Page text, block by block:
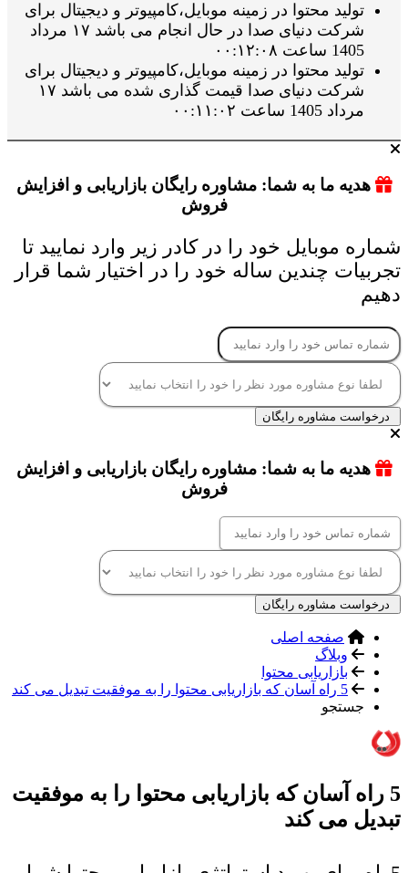
تولید محتوا در زمینه موبایل،کامپیوتر و دیجیتال برای
شرکت دنیای صدا در حال انجام می باشد ۱۷ مرداد
1405 ساعت ۰۰:۱۲:۰۸
تولید محتوا در زمینه موبایل،کامپیوتر و دیجیتال برای
شرکت دنیای صدا قیمت گذاری شده می باشد ۱۷
مرداد 1405 ساعت ۰۰:۱۱:۰۲
هدیه ما به شما: مشاوره رایگان بازاریابی و افزایش
فروش
شماره موبایل خود را در کادر زیر وارد نمایید تا
تجربیات چندین ساله خود را در اختیار شما قرار
دهیم
درخواست مشاوره رایگان
هدیه ما به شما: مشاوره رایگان بازاریابی و افزایش
فروش
درخواست مشاوره رایگان
صفحه اصلی
وبلاگ
بازاریابی محتوا
5 راه آسان که بازاریابی محتوا را به موفقیت تبدیل می کند
جستجو
5 راه آسان که بازاریابی محتوا را به موفقیت
تبدیل می کند